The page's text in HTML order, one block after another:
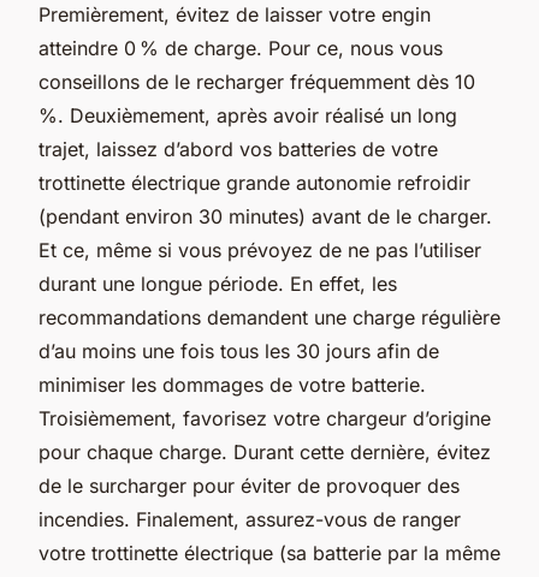
Premièrement, évitez de laisser votre engin
atteindre 0 % de charge. Pour ce, nous vous
conseillons de le recharger fréquemment dès 10
%. Deuxièmement, après avoir réalisé un long
trajet, laissez d’abord vos batteries de votre
trottinette électrique grande autonomie refroidir
(pendant environ 30 minutes) avant de le charger.
Et ce, même si vous prévoyez de ne pas l’utiliser
durant une longue période. En effet, les
recommandations demandent une charge régulière
d’au moins une fois tous les 30 jours afin de
minimiser les dommages de votre batterie.
Troisièmement, favorisez votre chargeur d’origine
pour chaque charge. Durant cette dernière, évitez
de le surcharger pour éviter de provoquer des
incendies. Finalement, assurez-vous de ranger
votre trottinette électrique (sa batterie par la même